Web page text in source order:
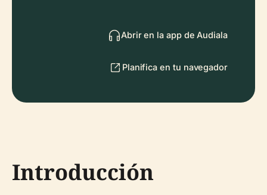
Abrir en la app de Audiala
Planifica en tu navegador
Introducción